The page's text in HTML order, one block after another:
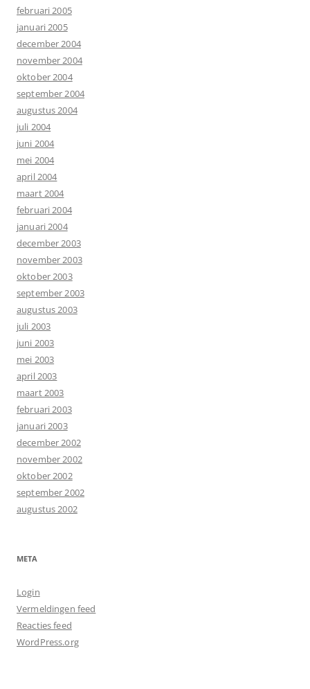
februari 2005
januari 2005
december 2004
november 2004
oktober 2004
september 2004
augustus 2004
juli 2004
juni 2004
mei 2004
april 2004
maart 2004
februari 2004
januari 2004
december 2003
november 2003
oktober 2003
september 2003
augustus 2003
juli 2003
juni 2003
mei 2003
april 2003
maart 2003
februari 2003
januari 2003
december 2002
november 2002
oktober 2002
september 2002
augustus 2002
META
Login
Vermeldingen feed
Reacties feed
WordPress.org